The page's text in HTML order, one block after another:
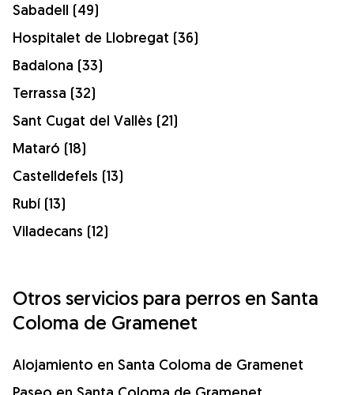
Sabadell (49)
Hospitalet de Llobregat (36)
Badalona (33)
Terrassa (32)
Sant Cugat del Vallès (21)
Mataró (18)
Castelldefels (13)
Rubí (13)
Viladecans (12)
Otros servicios para perros en Santa
Coloma de Gramenet
Alojamiento en Santa Coloma de Gramenet